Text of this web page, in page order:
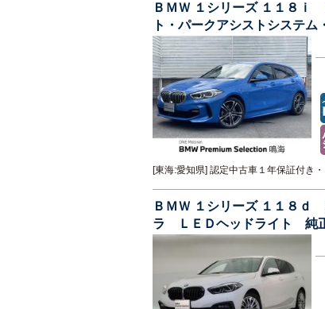
ＢＭＷ １シリーズ １１８ｉ
ト・パークアシストシステ
ス充電
[東海:愛知県] 認定中古車１年保証付き
ＢＭＷ １シリーズ １１８
ラ ＬＥＤヘッドライト 純